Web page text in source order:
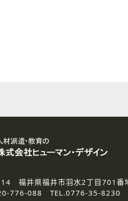
本登録に関するご連絡およ
なお、ご連絡手段は、電話
3.個人情報の取り扱いの委託
弊社の定める個人情報保護の
4.個人情報の開示等について
ご提供いただいた個人情報の
福井県福井市羽水2丁目701番
776-088 TEL.0776-35-8230